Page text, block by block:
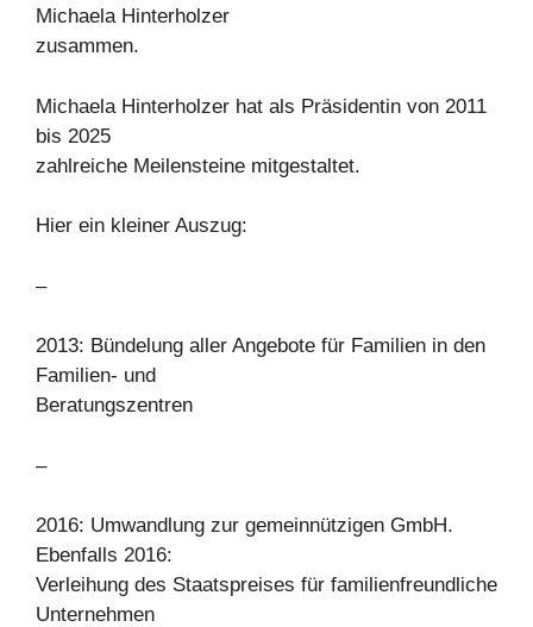
Michaela Hinterholzer
zusammen.
Michaela Hinterholzer hat als Präsidentin von 2011
bis 2025
zahlreiche Meilensteine mitgestaltet.
Hier ein kleiner Auszug:
–
2013: Bündelung aller Angebote für Familien in den
Familien- und
Beratungszentren
–
2016: Umwandlung zur gemeinnützigen GmbH.
Ebenfalls 2016:
Verleihung des Staatspreises für familienfreundliche
Unternehmen